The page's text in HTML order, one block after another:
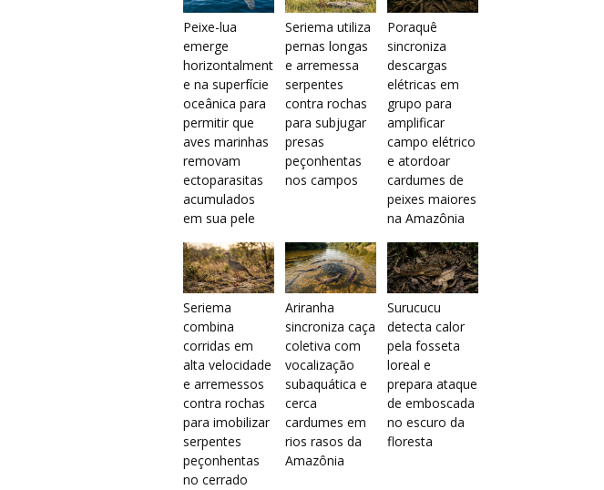
Peixe-lua
emerge
horizontalment
e na superfície
oceânica para
permitir que
aves marinhas
removam
ectoparasitas
acumulados
em sua pele
Seriema utiliza
pernas longas
e arremessa
serpentes
contra rochas
para subjugar
presas
peçonhentas
nos campos
Poraquê
sincroniza
descargas
elétricas em
grupo para
amplificar
campo elétrico
e atordoar
cardumes de
peixes maiores
na Amazônia
Seriema
combina
corridas em
alta velocidade
e arremessos
contra rochas
para imobilizar
serpentes
peçonhentas
no cerrado
Ariranha
sincroniza caça
coletiva com
vocalização
subaquática e
cerca
cardumes em
rios rasos da
Amazônia
Surucucu
detecta calor
pela fosseta
loreal e
prepara ataque
de emboscada
no escuro da
floresta